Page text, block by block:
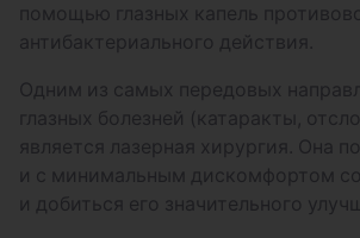
помощью глазных капель
антибактериального действия.
Одним из самых передовых
глазных болезней (катаракты,
является лазерная хирургия. Она
и с минимальным дискомфортом
и добиться его значительного